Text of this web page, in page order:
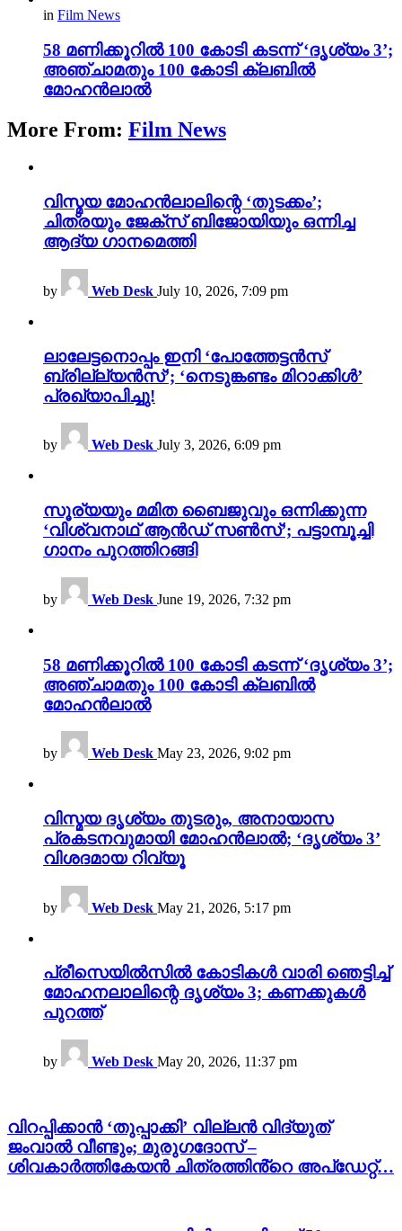
in Film News
58 മണിക്കൂറിൽ 100 കോടി കടന്ന് ‘ദൃശ്യം 3’;
അഞ്ചാമതും 100 കോടി ക്ലബിൽ
മോഹൻലാൽ
More From: Film News
വിസ്മയ മോഹൻലാലിന്റെ ‘തുടക്കം’;
ചിത്രയും ജേക്സ് ബിജോയിയും ഒന്നിച്ച
ആദ്യ ഗാനമെത്തി
by Web Desk July 10, 2026, 7:09 pm
ലാലേട്ടനൊപ്പം ഇനി ‘പോത്തേട്ടൻസ്
ബ്രില്ല്യൻസ്’; ‘നെടുങ്കണ്ടം മിറാക്കിൾ’
പ്രഖ്യാപിച്ചു!
by Web Desk July 3, 2026, 6:09 pm
സൂര്യയും മമിത ബൈജുവും ഒന്നിക്കുന്ന
‘വിശ്വനാഥ് ആൻഡ് സൺസ്’; പട്ടാമ്പൂച്ചി
ഗാനം പുറത്തിറങ്ങി
by Web Desk June 19, 2026, 7:32 pm
58 മണിക്കൂറിൽ 100 കോടി കടന്ന് ‘ദൃശ്യം 3’;
അഞ്ചാമതും 100 കോടി ക്ലബിൽ
മോഹൻലാൽ
by Web Desk May 23, 2026, 9:02 pm
വിസ്മയ ദൃശ്യം തുടരും, അനായാസ
പ്രകടനവുമായി മോഹൻലാൽ; ‘ദൃശ്യം 3’
വിശദമായ റിവ്യൂ
by Web Desk May 21, 2026, 5:17 pm
പ്രീസെയിൽസിൽ കോടികൾ വാരി ഞെട്ടിച്ച്
മോഹനലാലിന്റെ ദൃശ്യം 3; കണക്കുകൾ
പുറത്ത്
by Web Desk May 20, 2026, 11:37 pm
വിറപ്പിക്കാൻ ‘തുപ്പാക്കി’ വില്ലൻ വിദ്യുത്
ജംവാൽ വീണ്ടും; മുരുഗദോസ് –
ശിവകാർത്തികേയൻ ചിത്രത്തിൻ്റെ അപ്ഡേറ്റ്…